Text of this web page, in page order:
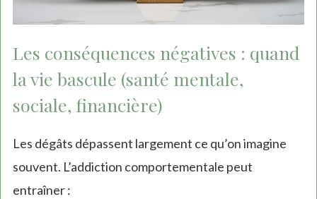
Les conséquences négatives : quand
la vie bascule (santé mentale,
sociale, financière)
Les dégâts dépassent largement ce qu’on imagine
souvent. L’addiction comportementale peut
entraîner :